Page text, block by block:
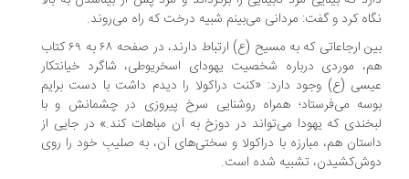
کرد و گفت: مردانی می‌بینم شبیه درخت که راه می‌روند.
بین ارجاعاتی که به مسیح (ع) ارتباط دارند، در صفحه ۶۸ به ۶۹ کتاب
موردی درباره شخصیت یهودای اسخریوطی، شاگرد خیانتکار
(ع) وجود دارد: «کنت دراکولا را دیدم داشت با دست برایم
می‌فرستاد؛ همراه روشنایی سرخ پیروزی در چشمانش و با
که یهودا می‌تواند در دوزخ به آن مباهات کند.» در جایی از
هم، مبارزه با دراکولا و سختی‌های آن، به صلیبِ خود را روی
تشبیه شده است.